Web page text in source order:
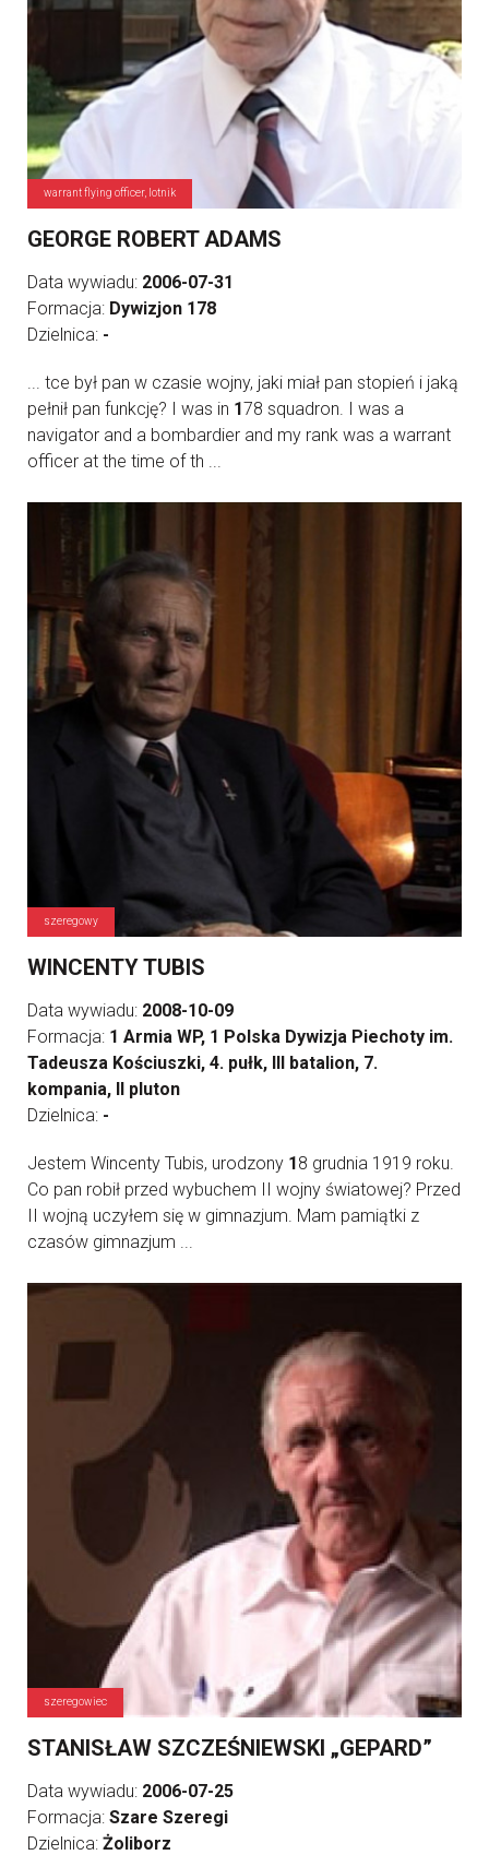
warrant flying officer, lotnik
GEORGE ROBERT ADAMS
Data wywiadu: 2006-07-31
Formacja: Dywizjon 178
Dzielnica: -
... tce był pan w czasie wojny, jaki miał pan stopień i jaką
pełnił pan funkcję? I was in 178 squadron. I was a
navigator and a bombardier and my rank was a warrant
officer at the time of th ...
szeregowy
WINCENTY TUBIS
Data wywiadu: 2008-10-09
Formacja: 1 Armia WP, 1 Polska Dywizja Piechoty im.
Tadeusza Kościuszki, 4. pułk, III batalion, 7.
kompania, II pluton
Dzielnica: -
Jestem Wincenty Tubis, urodzony 18 grudnia 1919 roku.
Co pan robił przed wybuchem II wojny światowej? Przed
II wojną uczyłem się w gimnazjum. Mam pamiątki z
czasów gimnazjum ...
szeregowiec
STANISŁAW SZCZEŚNIEWSKI „GEPARD”
Data wywiadu: 2006-07-25
Formacja: Szare Szeregi
Dzielnica: Żoliborz